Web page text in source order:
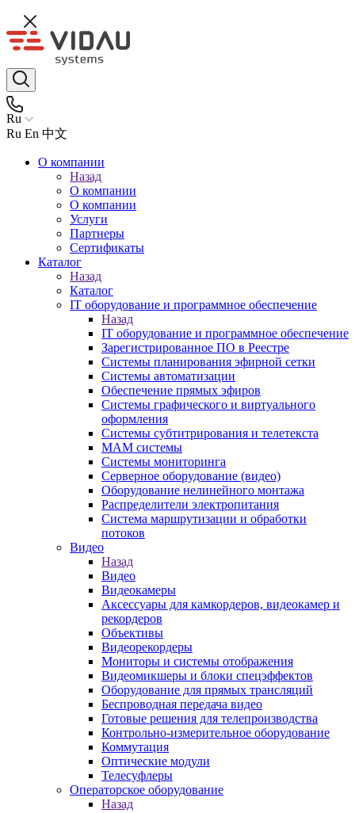
Ru
Ru En 中文
О компании
Назад
О компании
О компании
Услуги
Партнеры
Сертификаты
Каталог
Назад
Каталог
IT оборудование и программное обеспечение
Назад
IT оборудование и программное обеспечение
Зарегистрированное ПО в Реестре
Системы планирования эфирной сетки
Системы автоматизации
Обеспечение прямых эфиров
Системы графического и виртуального
оформления
Системы субтитрирования и телетекста
MAM системы
Системы мониторинга
Серверное оборудование (видео)
Оборудование нелинейного монтажа
Распределители электропитания
Система маршрутизации и обработки
потоков
Видео
Назад
Видео
Видеокамеры
Аксессуары для камкордеров, видеокамер и
рекордеров
Объективы
Видеорекордеры
Мониторы и системы отображения
Видеомикшеры и блоки спецэффектов
Оборудование для прямых трансляций
Беспроводная передача видео
Готовые решения для телепроизводства
Контрольно-измерительное оборудование
Коммутация
Оптические модули
Телесуфлеры
Операторское оборудование
Назад